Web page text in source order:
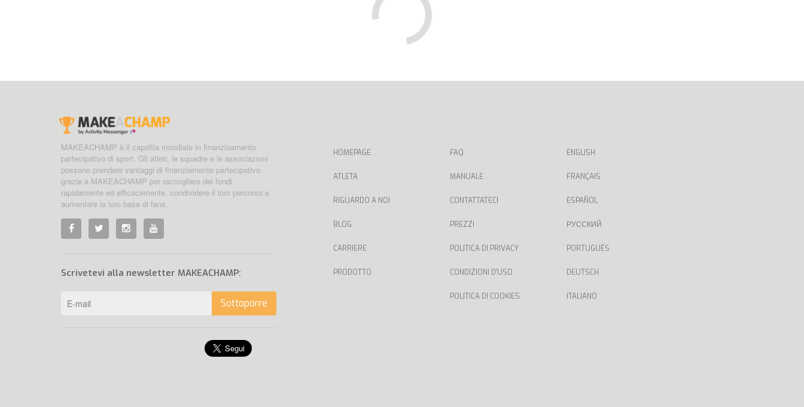
MAKEACHAMP è il capofila mondiale in finanzioamento
partecipativo di sport. Gli atleti, le squadre e le associazioni
possono prendere vantaggi di finanziamento partecipativo
grazie a MAKEACHAMP per raccogliere dei fondi
rapidamente ed efficacemente, condividere il loro percorso e
aumentare la loro base di fans.
Scrivetevi alla newsletter MAKEACHAMP:
Sottoporre
HOMEPAGE
ATLETA
RIGUARDO A NOI
BLOG
CARRIERE
PRODOTTO
FAQ
MANUALE
CONTATTATECI
PREZZI
POLITICA DI PRIVACY
CONDIZIONI D'USO
POLITICA DI COOKIES
ENGLISH
FRANÇAIS
ESPAÑOL
РУССКИЙ
PORTUGUÊS
DEUTSCH
ITALIANO